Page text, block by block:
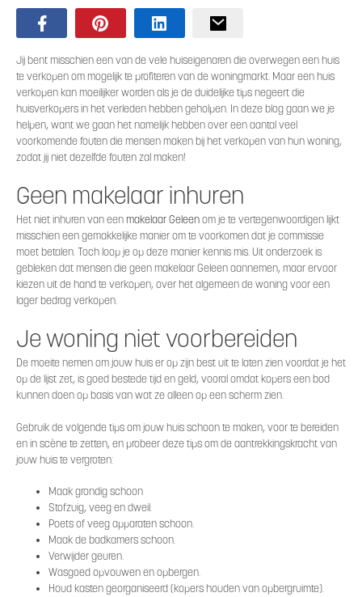
Jij bent misschien een van de vele huiseigenaren die overwegen een huis
te verkopen om mogelijk te profiteren van de woningmarkt. Maar een huis
verkopen kan moeilijker worden als je de duidelijke tips negeert die
huisverkopers in het verleden hebben geholpen. In deze blog gaan we je
helpen, want we gaan het namelijk hebben over een aantal veel
voorkomende fouten die mensen maken bij het verkopen van hun woning,
zodat jij niet dezelfde fouten zal maken!
Geen makelaar inhuren
Het niet inhuren van eenmakelaar Geleenom je te vertegenwoordigen lijkt
misschien een gemakkelijke manier om te voorkomen dat je commissie
moet betalen. Toch loop je op deze manier kennis mis. Uit onderzoek is
gebleken dat mensen die geen makelaar Geleen aannemen, maar ervoor
kiezen uit de hand te verkopen, over het algemeen de woning voor een
lager bedrag verkopen.
Je woning niet voorbereiden
De moeite nemen om jouw huis er op zijn best uit te laten zien voordat je het
op de lijst zet, is goed bestede tijd en geld, vooral omdat kopers een bod
kunnen doen op basis van wat ze alleen op een scherm zien.
Gebruik de volgende tips om jouw huis schoon te maken, voor te bereiden
en in scène te zetten, en probeer deze tips om de aantrekkingskracht van
jouw huis te vergroten:
Maak grondig schoon
Stofzuig, veeg en dweil.
Poets of veeg apparaten schoon.
Maak de badkamers schoon.
Verwijder geuren.
Wasgoed opvouwen en opbergen.
Houd kasten georganiseerd (kopers houden van opbergruimte).